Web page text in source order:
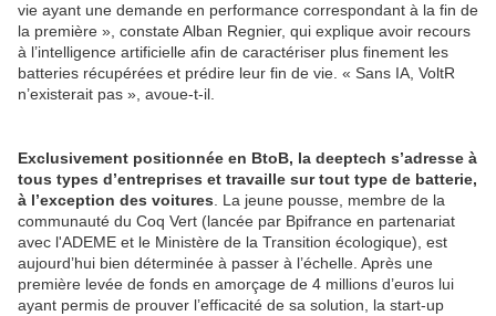
vie ayant une demande en performance correspondant à la fin de
la première », constate Alban Regnier, qui explique avoir recours
à l’intelligence artificielle afin de caractériser plus finement les
batteries récupérées et prédire leur fin de vie. « Sans IA, VoltR
n’existerait pas », avoue-t-il.
Exclusivement positionnée en BtoB, la deeptech s’adresse à
tous types d’entreprises et travaille sur tout type de batterie,
à l’exception des voitures . La jeune pousse, membre de la
communauté du Coq Vert (lancée par Bpifrance en partenariat
avec l'ADEME et le Ministère de la Transition écologique), est
aujourd’hui bien déterminée à passer à l’échelle. Après une
première levée de fonds en amorçage de 4 millions d’euros lui
ayant permis de prouver l’efficacité de sa solution, la start-up